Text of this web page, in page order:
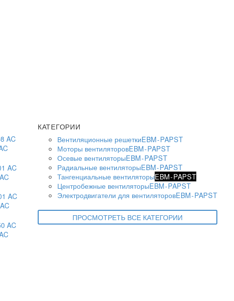
КАТЕГОРИИ
Вентиляционные решеткиEBM-PAPST
Моторы вентиляторовEBM-PAPST
Осевые вентиляторыEBM-PAPST
Радиальные вентиляторыEBM-PAPST
Тангенциальные вентиляторыEBM-PAPST
Центробежные вентиляторыEBM-PAPST
Электродвигатели для вентиляторовEBM-PAPST
ПРОСМОТРЕТЬ ВСЕ КАТЕГОРИИ